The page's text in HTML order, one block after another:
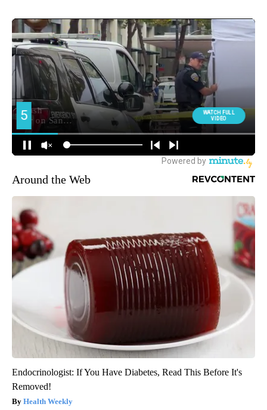
Around the Web
Endocrinologist: If You Have Diabetes, Read This Before It's
Removed!
Health Weekly